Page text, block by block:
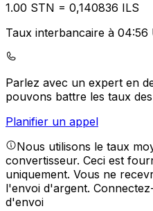
1.00 STN = 0,140836 ILS
Taux interbancaire à 04:56
Parlez avec un expert en
pouvons battre les taux
Planifier un appel
Nous utilisons le taux
convertisseur. Ceci est
uniquement. Vous ne
l'envoi d'argent.
d'envoi